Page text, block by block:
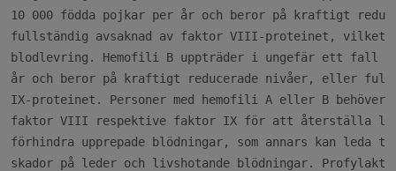
10 000 födda pojkar per år och beror på kraftigt
fullständig avsaknad av faktor VIII-proteinet, vilket
blodlevring. Hemofili B uppträder i ungefär ett fall på
år och beror på kraftigt reducerade nivåer, eller
IX-proteinet. Personer med hemofili A eller B
faktor VIII respektive faktor IX för att återställa
förhindra upprepade blödningar, som annars kan leda
skador på leder och livshotande blödningar.